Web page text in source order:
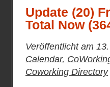
Update (20)
Total Now
Veröffentlicht am
Calendar,
Coworking Directory|